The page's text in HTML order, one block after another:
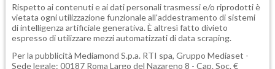
Rispetto ai contenuti e ai dati personali trasmessi e/o riprodotti è
vietata ogni utilizzazione funzionale all'addestramento di sistemi
di intelligenza artificiale generativa. È altresì fatto divieto
espresso di utilizzare mezzi automatizzati di data scraping.
Per la pubblicità Mediamond S.p.a. RTI spa, Gruppo Mediaset -
Sede legale: 00187 Roma Largo del Nazareno 8 - Cap. Soc. €